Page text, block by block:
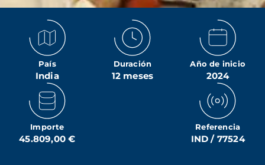
País
India
Duración
12 meses
Año de inicio
2024
Importe
45.809,00 €
Referencia
IND / 77524